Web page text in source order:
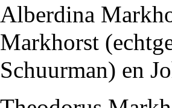
Alberdina
Markhorst
Schuurman) en